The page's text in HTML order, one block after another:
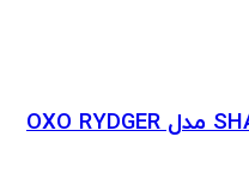
کلاه کاسکت فول‌‌ متحرک SHARK مدل OXO RYDGER